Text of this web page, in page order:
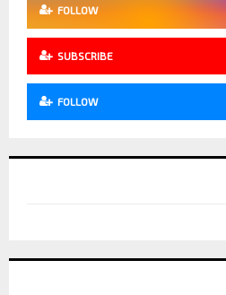
FOLLOW
SUBSCRIBE
FOLLOW